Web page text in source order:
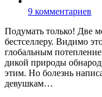
9 комментариев
Подумать только! Две
бестселлеру. Видимо
глобальным
дикой природы
этим. Но болезнь
девушкам…